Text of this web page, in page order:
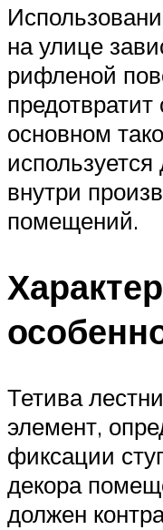
на улице
рифленой
основном
внутри
помещений.
Тетива
элемент,
фиксации
декора
должен